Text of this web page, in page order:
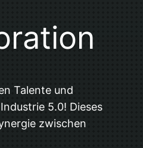
Talente und
5.0! Dieses
zwischen